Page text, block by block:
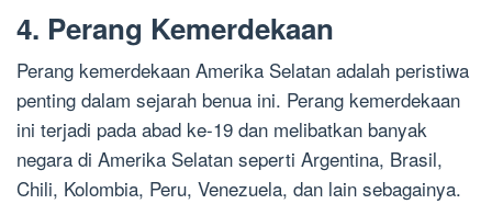
4. Perang Kemerdekaan
Perang kemerdekaan Amerika Selatan adalah peristiwa
penting dalam sejarah benua ini. Perang kemerdekaan
ini terjadi pada abad ke-19 dan melibatkan banyak
negara di Amerika Selatan seperti Argentina, Brasil,
Chili, Kolombia, Peru, Venezuela, dan lain sebagainya.